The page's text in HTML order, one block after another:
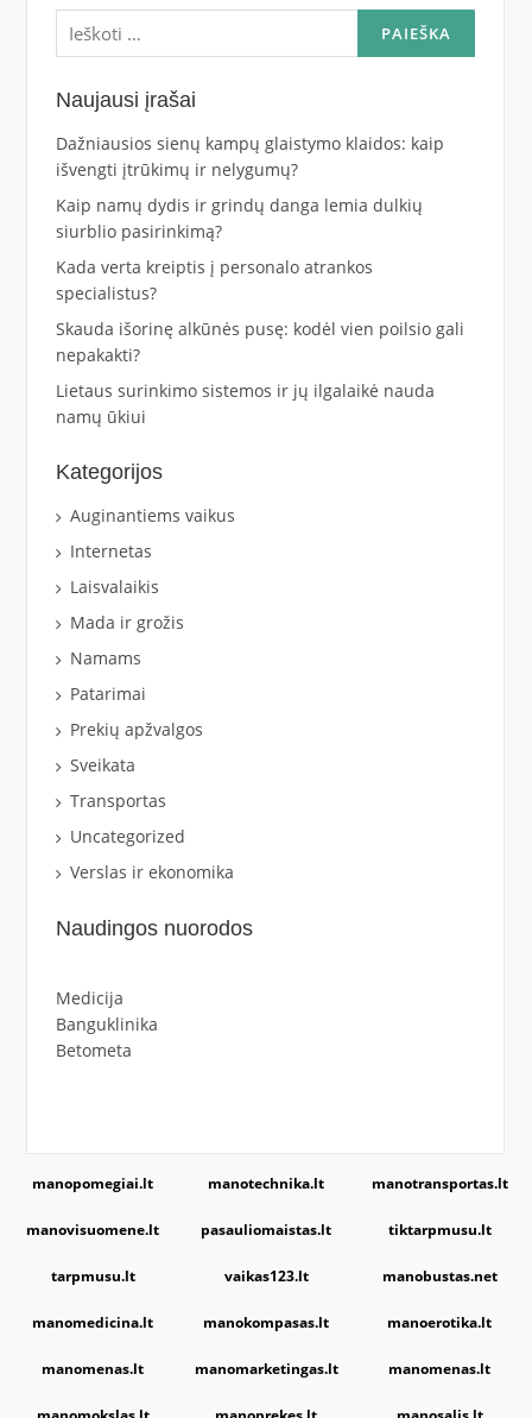
Ieškoti:
Naujausi įrašai
Dažniausios sienų kampų glaistymo klaidos: kaip
išvengti įtrūkimų ir nelygumų?
Kaip namų dydis ir grindų danga lemia dulkių
siurblio pasirinkimą?
Kada verta kreiptis į personalo atrankos
specialistus?
Skauda išorinę alkūnės pusę: kodėl vien poilsio gali
nepakakti?
Lietaus surinkimo sistemos ir jų ilgalaikė nauda
namų ūkiui
Kategorijos
Auginantiems vaikus
Internetas
Laisvalaikis
Mada ir grožis
Namams
Patarimai
Prekių apžvalgos
Sveikata
Transportas
Uncategorized
Verslas ir ekonomika
Naudingos nuorodos
Medicija
Banguklinika
Betometa
manopomegiai.lt manotechnika.lt manotransportas.lt
manovisuomene.lt pasauliomaistas.lt tiktarpmusu.lt
tarpmusu.lt vaikas123.lt manobustas.net
manomedicina.lt manokompasas.lt manoerotika.lt
manomenas.lt manomarketingas.lt manomenas.lt